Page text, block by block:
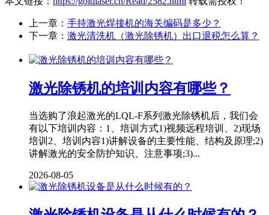
上一章： 手持激光焊接机的海关编码是多少？
下一章： 激光清洗机（激光除锈机）出口退税怎么算？
激光除锈机的培训内容有哪些？
当选购了浪起激光的LQL-F系列激光除锈机后，我们会
有以下培训内容：1、培训方式1)视频远程培训、2)现场
培训2、培训内容1)讲解设备的主要性能、结构及原理;2)
讲解激光的安全防护知识、注意事项;3)...
2026-08-05